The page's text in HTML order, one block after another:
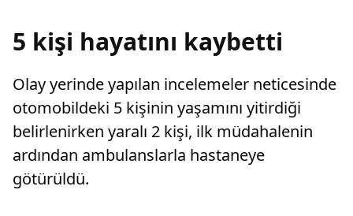
5 kişi hayatını kaybetti
Olay yerinde yapılan incelemeler neticesinde
otomobildeki 5 kişinin yaşamını yitirdiği
belirlenirken yaralı 2 kişi, ilk müdahalenin
ardından ambulanslarla hastaneye
götürüldü.